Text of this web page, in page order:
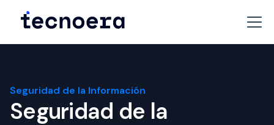
Seguridad de la Información
Seguridad de la